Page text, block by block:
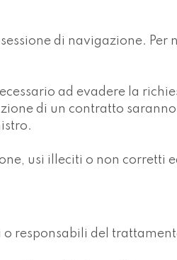
di navigazione. Per
ad evadere la
di un contratto
usi illeciti o non corretti
responsabili del